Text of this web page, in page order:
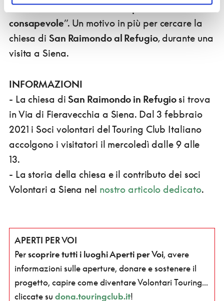
obiettivo comune,un turismo più
consapevole”. Un motivo in più per cercare la
chiesa di San Raimondo al Refugio, durante una
visita a Siena.
INFORMAZIONI
- La chiesa diSan Raimondo in Refugiosi trova
in Via di Fieravecchia a Siena. Dal 3 febbraio
2021 i Soci volontari del Touring Club Italiano
accolgono i visitatori il mercoledì dalle 9 alle
13.
- La storia della chiesa e il contributo dei soci
Volontari a Siena nel nostro articolo dedicato.
APERTI PER VOI
Perscoprire tutti i luoghi Aperti per Voi, avere
informazioni sulle aperture, donare e sostenere il
progetto, capire come diventare VolontariTouring...
cliccate su dona.touringclub.it!